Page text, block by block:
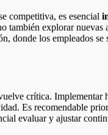
competitiva, es esencial
también explorar nuevas
donde los empleados se
crítica. Implementar
Es recomendable
evaluar y ajustar